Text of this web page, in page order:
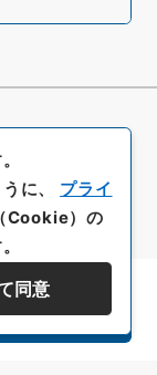
に、 プライ
Cookie）の
同意